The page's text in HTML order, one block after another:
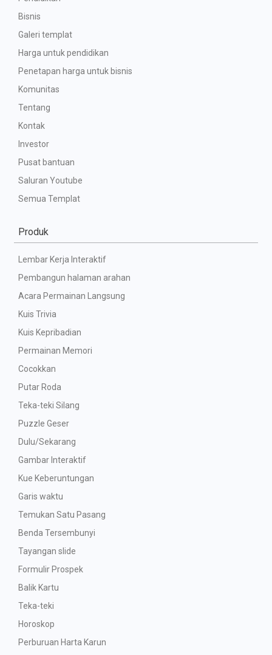
Bisnis
Galeri templat
Harga untuk pendidikan
Penetapan harga untuk bisnis
Komunitas
Tentang
Kontak
Investor
Pusat bantuan
Saluran Youtube
Semua Templat
Produk
Lembar Kerja Interaktif
Pembangun halaman arahan
Acara Permainan Langsung
Kuis Trivia
Kuis Kepribadian
Permainan Memori
Cocokkan
Putar Roda
Teka-teki Silang
Puzzle Geser
Dulu/Sekarang
Gambar Interaktif
Kue Keberuntungan
Garis waktu
Temukan Satu Pasang
Benda Tersembunyi
Tayangan slide
Formulir Prospek
Balik Kartu
Teka-teki
Horoskop
Perburuan Harta Karun